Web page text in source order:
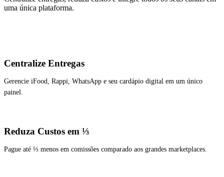
uma única plataforma.
Centralize Entregas
Gerencie iFood, Rappi, WhatsApp e seu cardápio digital em um único
painel.
Reduza Custos em ⅓
Pague até ⅓ menos em comissões comparado aos grandes marketplaces.